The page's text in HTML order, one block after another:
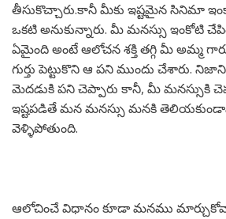
తీసుకొచ్చారు.కానీ మీకు ఇష్టమైన సినిమా
ఒకటి అనుకున్నారు. మీ మనస్సు ఇంకోటి
ఏమైంది అంటే ఆలోచన శక్తి తగ్గి మీ అమ్మ
గుర్తు పెట్టుకొని ఆ పని ముందు చేశారు.
మెదడుకి పని చెప్పారు కానీ, మీ మనస్సుకి
ఇష్టపడితే మన మనస్సు మనకి
వెళ్ళిపోతుంది.
ఆలోచించే విధానం కూడా మనము